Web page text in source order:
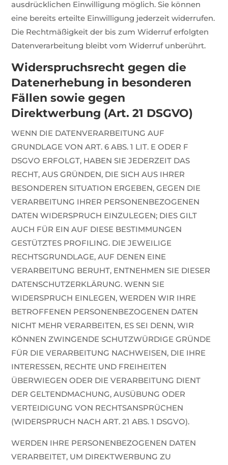
ausdrücklichen Einwilligung möglich. Sie können
eine bereits erteilte Einwilligung jederzeit widerrufen.
Die Rechtmäßigkeit der bis zum Widerruf erfolgten
Datenverarbeitung bleibt vom Widerruf unberührt.
Widerspruchsrecht gegen die
Datenerhebung in besonderen
Fällen sowie gegen
Direktwerbung (Art. 21 DSGVO)
WENN DIE DATENVERARBEITUNG AUF
GRUNDLAGE VON ART. 6 ABS. 1 LIT. E ODER F
DSGVO ERFOLGT, HABEN SIE JEDERZEIT DAS
RECHT, AUS GRÜNDEN, DIE SICH AUS IHRER
BESONDEREN SITUATION ERGEBEN, GEGEN DIE
VERARBEITUNG IHRER PERSONENBEZOGENEN
DATEN WIDERSPRUCH EINZULEGEN; DIES GILT
AUCH FÜR EIN AUF DIESE BESTIMMUNGEN
GESTÜTZTES PROFILING. DIE JEWEILIGE
RECHTSGRUNDLAGE, AUF DENEN EINE
VERARBEITUNG BERUHT, ENTNEHMEN SIE DIESER
DATENSCHUTZERKLÄRUNG. WENN SIE
WIDERSPRUCH EINLEGEN, WERDEN WIR IHRE
BETROFFENEN PERSONENBEZOGENEN DATEN
NICHT MEHR VERARBEITEN, ES SEI DENN, WIR
KÖNNEN ZWINGENDE SCHUTZWÜRDIGE GRÜNDE
FÜR DIE VERARBEITUNG NACHWEISEN, DIE IHRE
INTERESSEN, RECHTE UND FREIHEITEN
ÜBERWIEGEN ODER DIE VERARBEITUNG DIENT
DER GELTENDMACHUNG, AUSÜBUNG ODER
VERTEIDIGUNG VON RECHTSANSPRÜCHEN
(WIDERSPRUCH NACH ART. 21 ABS. 1 DSGVO).
WERDEN IHRE PERSONENBEZOGENEN DATEN
VERARBEITET, UM DIREKTWERBUNG ZU